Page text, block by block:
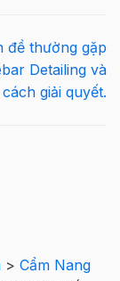
đề thường gặp
Detailing và
cách giải quyết.
> Cẩm Nang